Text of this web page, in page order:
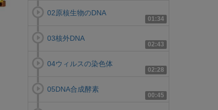
01:34
02原核生物のDNA
02:43
03核外DNA
02:28
04ウィルスの染色体
00:45
05DNA合成酵素